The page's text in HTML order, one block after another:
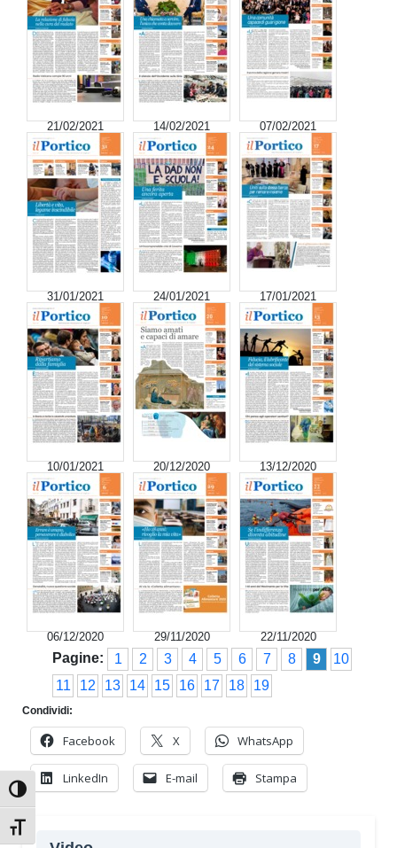
Attiva/disattiva alto contrasto
Attiva/disattiva dimensione testo
21/02/2021 14/02/2021 07/02/2021
31/01/2021 24/01/2021 17/01/2021
10/01/2021 20/12/2020 13/12/2020
06/12/2020 29/11/2020 22/11/2020
Pagine: 1 2 3 4 5 6 7 8 9
10
11
12 13 14 15 16 17 18 19
Condividi:
Facebook X WhatsApp
LinkedIn E-mail Stampa